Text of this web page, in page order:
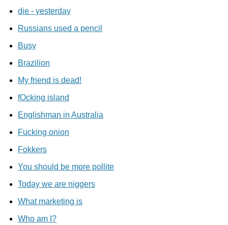
die - yesterday
Russians used a pencil
Busy
Brazilion
My friend is dead!
fOcking island
Englishman in Australia
Fucking onion
Fokkers
You should be more pollite
Today we are niggers
What marketing is
Who am I?